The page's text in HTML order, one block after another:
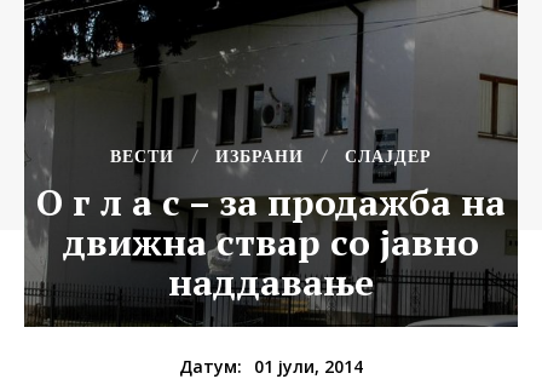
ВЕСТИ ИЗБРАНИ СЛАЈДЕР
О г л а с – за продажба на
движна ствар со јавно
наддавање
Датум: 01 јули, 2014